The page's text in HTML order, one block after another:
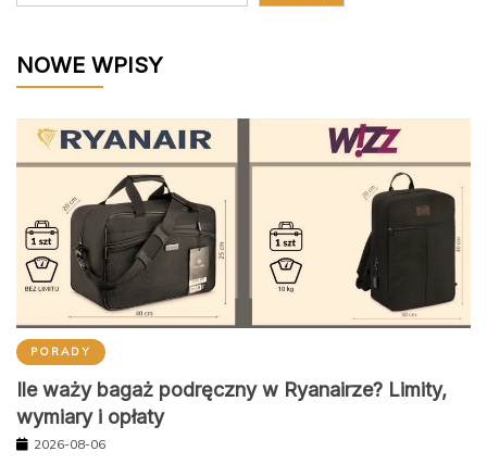
NOWE WPISY
PORADY
Ile waży bagaż podręczny w Ryanairze? Limity,
wymiary i opłaty
2026-08-06